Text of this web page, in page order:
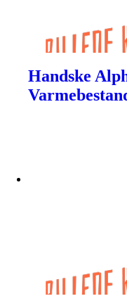
Handske